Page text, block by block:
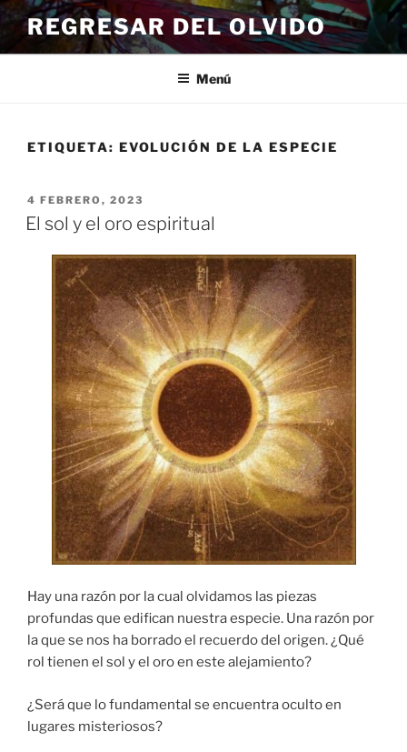
Ir
contenido
REGRESAR DEL OLVIDO
Menú
ETIQUETA: EVOLUCIÓN DE LA ESPECIE
PUBLICADO
EL
4 FEBRERO, 2023
El sol y el oro espiritual
Hay una razón por la cual olvidamos las piezas
profundas que edifican nuestra especie. Una razón por
la que se nos ha borrado el recuerdo del origen. ¿Qué
rol tienen el sol y el oro en este alejamiento?
¿Será que lo fundamental se encuentra oculto en
lugares misteriosos?